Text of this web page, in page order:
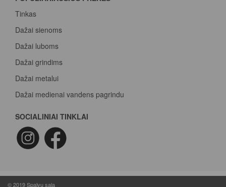
Tinkas
Dažai sienoms
Dažai luboms
Dažai grindims
Dažai metalui
Dažai medienai vandens pagrindu
Dažai betonui
Dažymo voleliai
Epoksidinė danga
SOCIALINIAI TINKLAI
© 2019 Spalvų sala